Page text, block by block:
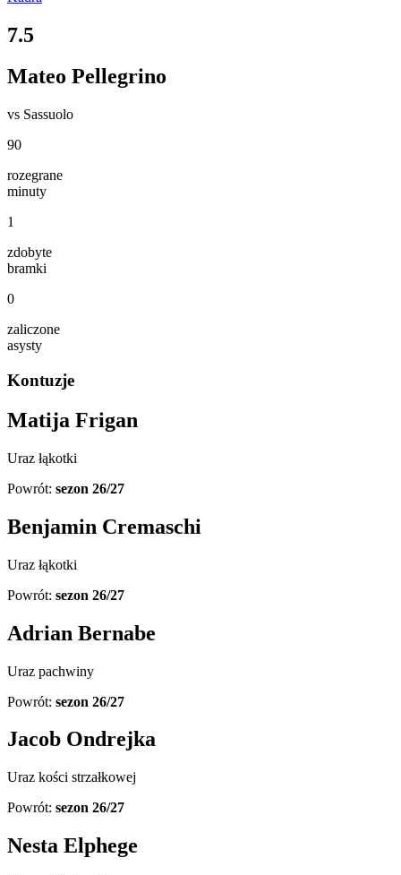
7.5
Mateo Pellegrino
vs Sassuolo
90
rozegrane
minuty
1
zdobyte
bramki
0
zaliczone
asysty
Kontuzje
Matija Frigan
Uraz łąkotki
Powrót: sezon 26/27
Benjamin Cremaschi
Uraz łąkotki
Powrót: sezon 26/27
Adrian Bernabe
Uraz pachwiny
Powrót: sezon 26/27
Jacob Ondrejka
Uraz kości strzałkowej
Powrót: sezon 26/27
Nesta Elphege